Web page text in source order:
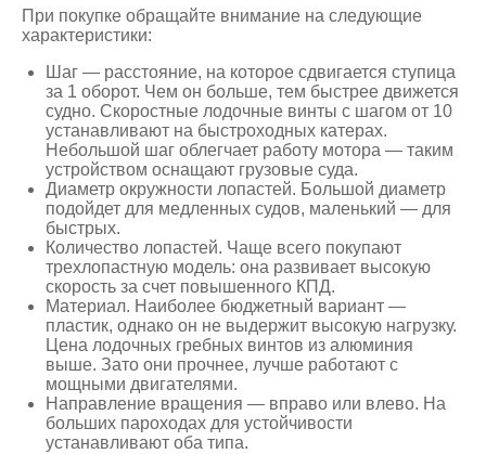
При покупке обращайте внимание на следующие
характеристики:
Шаг — расстояние, на которое сдвигается ступица
за 1 оборот. Чем он больше, тем быстрее движется
судно. Скоростные лодочные винты с шагом от 10
устанавливают на быстроходных катерах.
Небольшой шаг облегчает работу мотора — таким
устройством оснащают грузовые суда.
Диаметр окружности лопастей. Большой диаметр
подойдет для медленных судов, маленький — для
быстрых.
Количество лопастей. Чаще всего покупают
трехлопастную модель: она развивает высокую
скорость за счет повышенного КПД.
Материал. Наиболее бюджетный вариант —
пластик, однако он не выдержит высокую нагрузку.
Цена лодочных гребных винтов из алюминия
выше. Зато они прочнее, лучше работают с
мощными двигателями.
Направление вращения — вправо или влево. На
больших пароходах для устойчивости
устанавливают оба типа.